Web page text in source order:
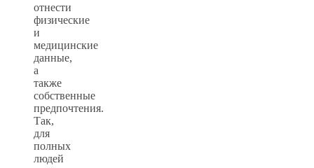
отнести
физические
и
медицинские
данные,
а
также
собственные
предпочтения.
Так,
для
полных
людей